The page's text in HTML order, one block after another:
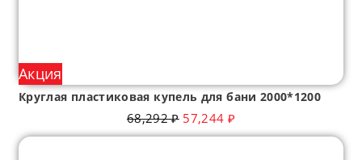
Акция
Круглая пластиковая купель для бани 2000*1200
68,292₽ 57,244 ₽